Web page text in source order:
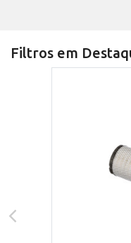
Filtros em